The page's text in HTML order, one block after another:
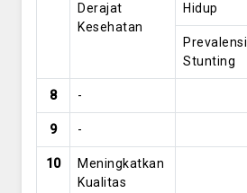
Derajat
Kesehatan
Hidup
Prevalensi
Stunting
8 -
9 -
10
Meningkatkan
Kualitas